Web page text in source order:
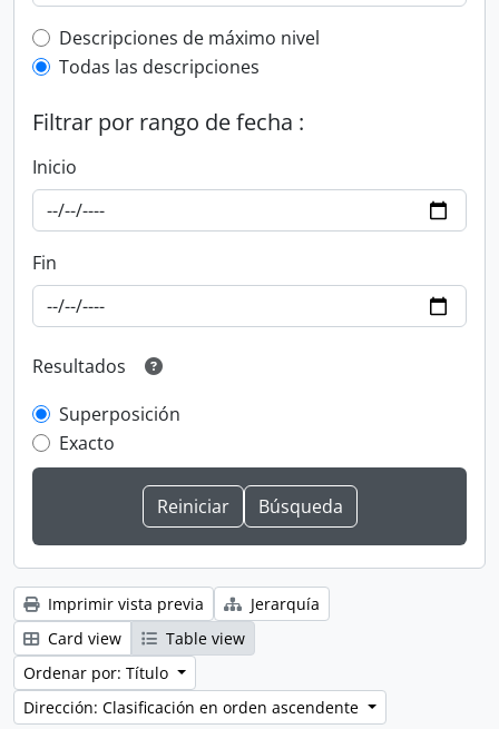
Top-level description filter
Descripciones de máximo nivel
Todas las descripciones
Filtrar por rango de fecha :
Inicio
Fin
Resultados
Superposición
Exacto
Imprimir vista previa
Jerarquía
Card view
Table view
Ordenar por: Título
Dirección: Clasificación en orden ascendente